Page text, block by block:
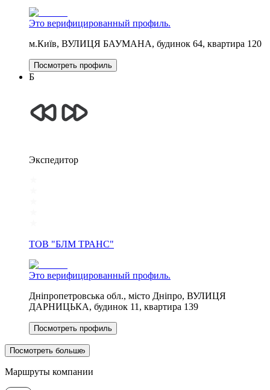
Это верифицированный профиль.
м.Київ, ВУЛИЦЯ БАУМАНА, будинок 64, квартира 120
Посмотреть профиль
Б
Экспедитор
ТОВ "БЛМ ТРАНС"
Это верифицированный профиль.
Дніпропетровська обл., місто Дніпро, ВУЛИЦЯ
ДАРНИЦЬКА, будинок 11, квартира 139
Посмотреть профиль
Посмотреть больше
Маршруты компании